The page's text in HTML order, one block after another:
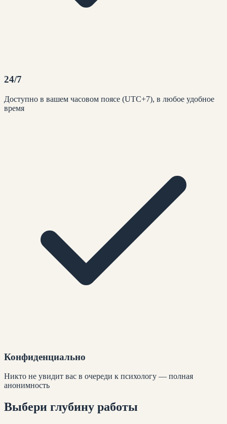
24/7
Доступно в вашем часовом поясе (UTC+7), в любое удобное
время
Конфиденциально
Никто не увидит вас в очереди к психологу — полная
анонимность
Выбери глубину работы